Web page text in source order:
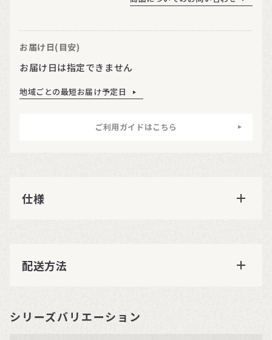
お届け日(目安)
お届け日は指定できません
地域ごとの最短お届け予定日
ご利用ガイドはこちら
仕様
配送方法
シリーズバリエーション